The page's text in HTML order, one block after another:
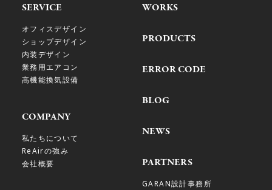
SERVICE
オフィスデザイン
ショップデザイン
内装デザイン
業務用エアコン
高機能換気設備
COMPANY
私たちについて
ReAirの強み
会社概要
WORKS
PRODUCTS
ERROR CODE
BLOG
NEWS
PARTNERS
GARAN設計事務所